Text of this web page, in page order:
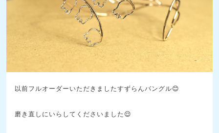
以前フルオーダーいただきましたすずらんバングル😊
磨き直しにいらしてくださいました😌